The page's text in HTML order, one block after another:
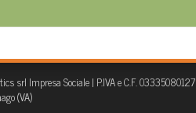
srl Impresa Sociale | P.IVA e C.F. 03335080127
(VA)